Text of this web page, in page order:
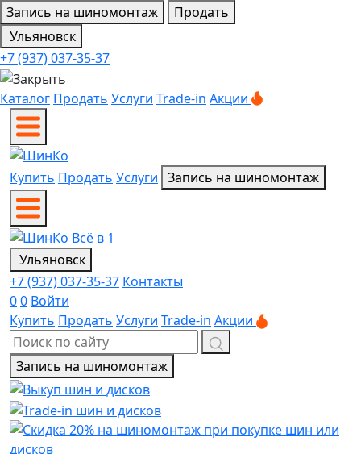
Запись на шиномонтаж
Продать
Ульяновск
+7 (937) 037-35-37
Каталог Продать Услуги Trade-in Акции
Купить Продать Услуги Запись на шиномонтаж
Ульяновск
+7 (937) 037-35-37 Контакты
00 Войти
Купить Продать Услуги Trade-in Акции
Запись на шиномонтаж